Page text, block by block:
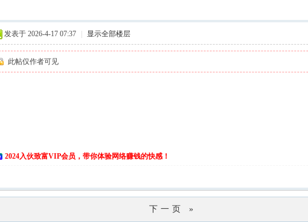
发表于 2026-4-17 07:37 显示全部楼层
此帖仅作者可见
2024入伙致富VIP会员，带你体验网络赚钱的快感！
下一页 »